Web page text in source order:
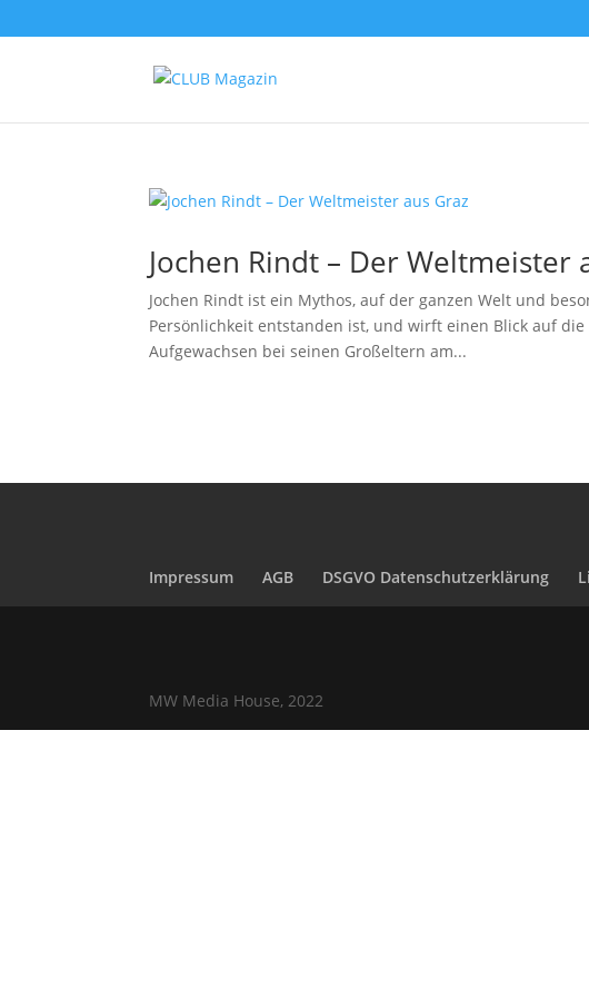
Jochen Rindt – Der Weltmeister
Jochen Rindt ist ein Mythos, auf der ganzen Welt und
Persönlichkeit entstanden ist, und wirft einen Blick auf
Aufgewachsen bei seinen Großeltern am...
Impressum AGB DSGVO Datenschutzerklärung
MW Media House, 2022